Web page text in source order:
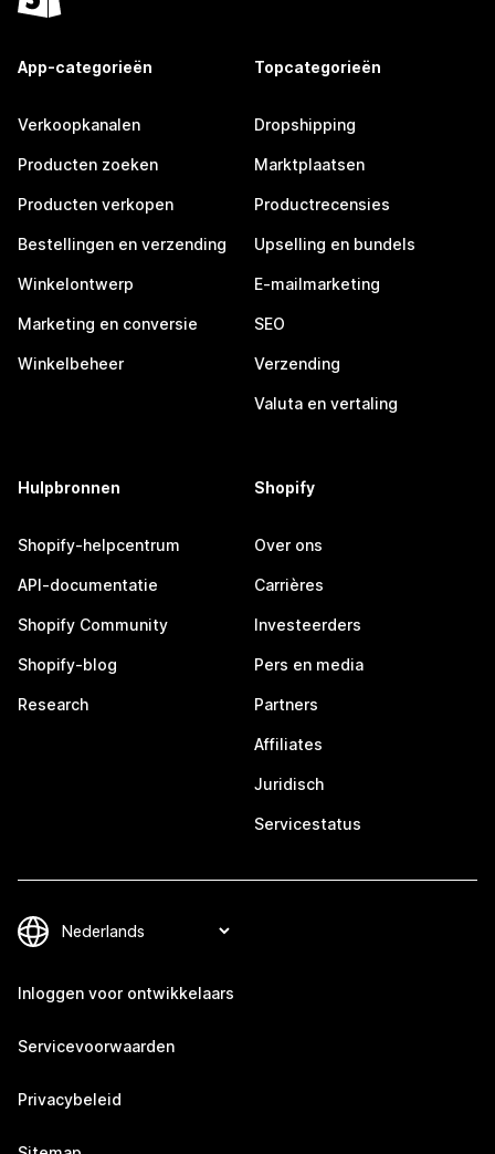
App-categorieën
Verkoopkanalen
Producten zoeken
Producten verkopen
Bestellingen en verzending
Winkelontwerp
Marketing en conversie
Winkelbeheer
Topcategorieën
Dropshipping
Marktplaatsen
Productrecensies
Upselling en bundels
E-mailmarketing
SEO
Verzending
Valuta en vertaling
Hulpbronnen
Shopify-helpcentrum
API-documentatie
Shopify Community
Shopify-blog
Research
Shopify
Over ons
Carrières
Investeerders
Pers en media
Partners
Affiliates
Juridisch
Servicestatus
Inloggen voor ontwikkelaars
Servicevoorwaarden
Privacybeleid